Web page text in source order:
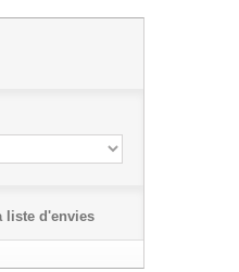
liste d'envies